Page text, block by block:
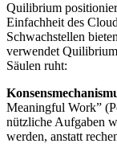
Quilibrium
Einfachheit des
Schwachstellen
verwendet
Säulen ruht:
Meaningful Work”
nützliche Aufgaben
werden, anstatt